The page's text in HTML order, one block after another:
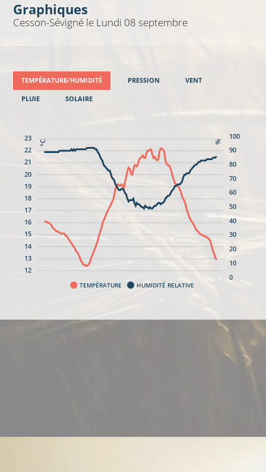
Graphiques
Cesson-Sévigné le Lundi 08 septembre
TEMPÉRATURE/HUMIDITÉ PRESSION VENT
PLUIE SOLAIRE
°C
12
13
14
15
16
17
18
19
20
21
22
23 %
0
10
20
30
40
50
60
70
80
90
100
TEMPÉRATURE HUMIDITÉ RELATIVE